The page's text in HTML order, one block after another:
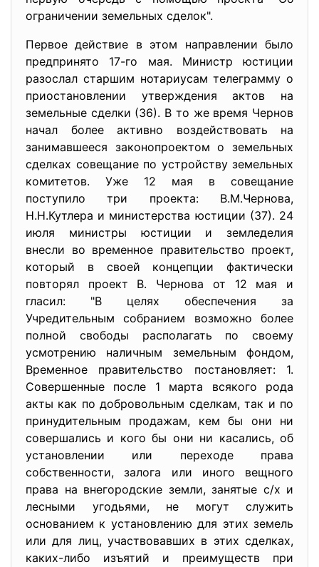
ограничении земельных сделок".
Первое действие в этом направлении было
предпринято 17-го мая. Министр юстиции
разослал старшим нотариусам телеграмму о
приостановлении утверждения актов на
земельные сделки (36). В то же время Чернов
начал более активно воздействовать на
занимавшееся законопроектом о земельных
сделках совещание по устройству земельных
комитетов. Уже 12 мая в совещание
поступило три проекта: В.М.Чернова,
Н.Н.Кутлера и министерства юстиции (37). 24
июля министры юстиции и земледелия
внесли во временное правительство проект,
который в своей концепции фактически
повторял проект В. Чернова от 12 мая и
гласил: "В целях обеспечения за
Учредительным собранием возможно более
полной свободы располагать по своему
усмотрению наличным земельным фондом,
Временное правительство постановляет: 1.
Совершенные после 1 марта всякого рода
акты как по добровольным сделкам, так и по
принудительным продажам, кем бы они ни
совершались и кого бы они ни касались, об
установлении или переходе права
собственности, залога или иного вещного
права на внегородские земли, занятые с/х и
лесными угодьями, не могут служить
основанием к установлению для этих земель
или для лиц, участвовавших в этих сделках,
каких-либо изъятий и преимуществ при